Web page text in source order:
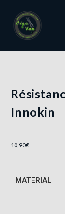
Innokin
10,90€
MATERIAL